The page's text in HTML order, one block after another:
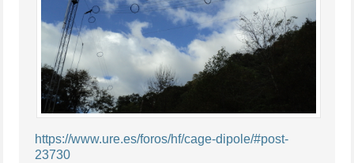
https://www.ure.es/foros/hf/cage-dipole/#post-
23730